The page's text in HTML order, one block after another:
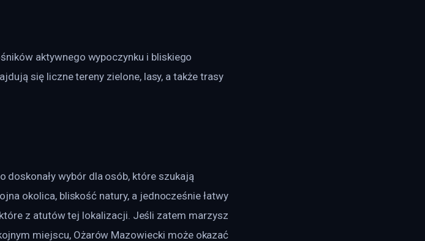
aktywnego wypoczynku i bliskiego
się liczne tereny zielone, lasy, a także trasy
doskonały wybór dla osób, które szukają
okolica, bliskość natury, a jednocześnie łatwy
z atutów tej lokalizacji. Jeśli zatem marzysz
miejscu, Ożarów Mazowiecki może okazać